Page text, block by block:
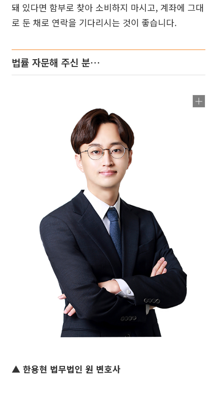
돼 있다면 함부로 찾아 소비하지 마시고, 계좌에 그대
로 둔 채로 연락을 기다리시는 것이 좋습니다.
법률 자문해 주신 분…
▲ 한용현 법무법인 원 변호사